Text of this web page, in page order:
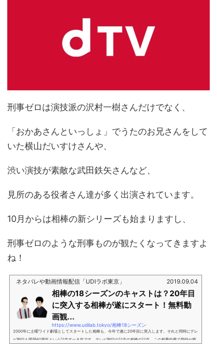
刑事ゼロは演技派の沢村一樹さんだけでなく、
「おかあさんといっしょ」でうたのお兄さんをして
いた横山だいすけさんや、
渋い演技が素敵な武田鉄矢さんなど、
見所のある役者さん達が多く出演されています。
10月からは相棒の新シリーズも始まりますし、
刑事ゼロのような刑事ものが観たくなってきますよ
ね！
ネタバレや動画情報配信「UDIラボ東京」 2019.09.04
相棒の18シーズンのキャストは？20年目
に突入する相棒が遂にスタート！無料動
画観...
https://www.udilab.tokyo/相棒18シーズン
2000年に土曜ワイド劇場としてスタートした相棒も、今年で遂に20年目に突入します。それと同時にテレ
ビ朝日も開局60周年という記念すべき年です。テレビ朝日の記念の相棒の記念、この相乗効果で期待が膨